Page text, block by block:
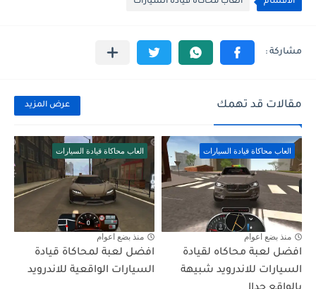
الأقسام العاب محاكاة قيادة السيارات
مقالات قد تهمك عرض المزيد
العاب محاكاة قيادة السيارات
منذ بضع اعوام
افضل لعبة محاكاه لقيادة
السيارات للاندرويد شبيهة
العاب محاكاة قيادة السيارات
منذ بضع اعوام
افضل لعبة لمحاكاة قيادة
السيارات الواقعية للاندرويد